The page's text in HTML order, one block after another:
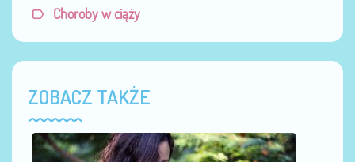
Choroby w ciąży
ZOBACZ TAKŻE